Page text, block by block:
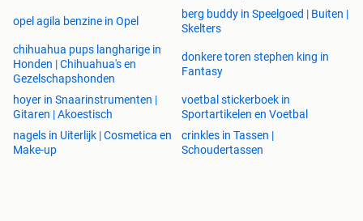
opel agila benzine in Opel
berg buddy in Speelgoed | Buiten |
Skelters
chihuahua pups langharige in
Honden | Chihuahua's en
Gezelschapshonden
donkere toren stephen king in
Fantasy
hoyer in Snaarinstrumenten |
Gitaren | Akoestisch
voetbal stickerboek in
Sportartikelen en Voetbal
nagels in Uiterlijk | Cosmetica en
Make-up
crinkles in Tassen |
Schoudertassen